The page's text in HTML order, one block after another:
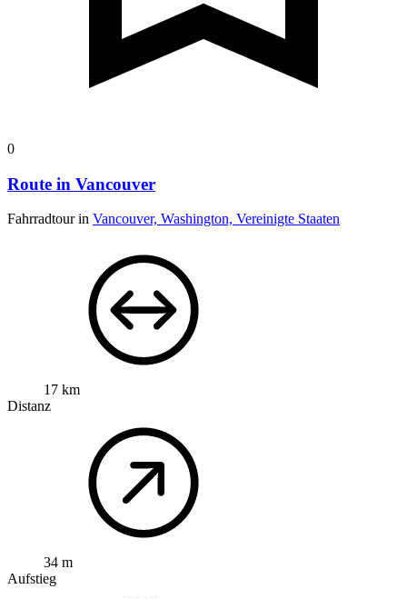
0
Route in Vancouver
Fahrradtour in Vancouver, Washington, Vereinigte Staaten
17 km
Distanz
34 m
Aufstieg